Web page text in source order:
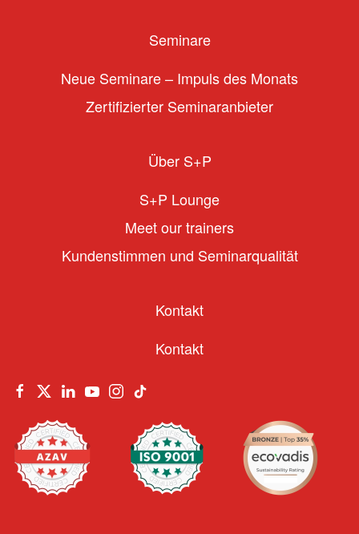
Seminare
Neue Seminare – Impuls des Monats
Zertifizierter Seminaranbieter
Über S+P
S+P Lounge
Meet our trainers
Kundenstimmen und Seminarqualität
Kontakt
Kontakt